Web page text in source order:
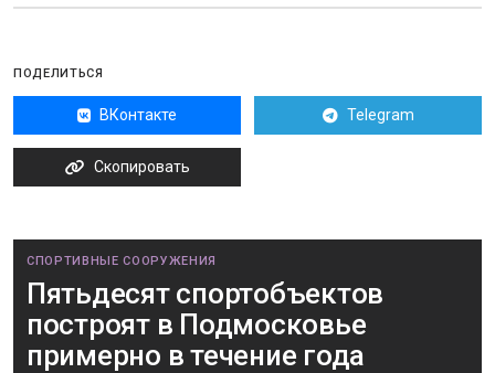
ПОДЕЛИТЬСЯ
ВКонтакте Telegram
Скопировать
СПОРТИВНЫЕ СООРУЖЕНИЯ
Пятьдесят спортобъектов
построят в Подмосковье
примерно в течение года